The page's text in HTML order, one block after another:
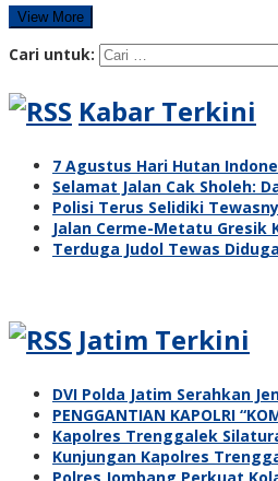
View More
Cari untuk:
Kabar Terkini
7 Agustus Hari Hutan
Selamat Jalan Cak Sholeh:
Polisi Terus Selidiki
Jalan Cerme-Metatu Gresik
Terduga Judol Tewas
Jatim Terkini
DVI Polda Jatim Serahkan
PENGGANTIAN KAPOLRI
Kapolres Trenggalek
Kunjungan Kapolres